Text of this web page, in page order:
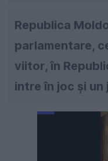
Republica
parlamentare,
viitor, în
intre în joc și